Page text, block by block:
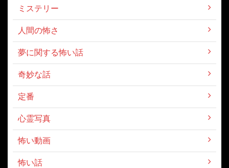
ミステリー
人間の怖さ
夢に関する怖い話
奇妙な話
定番
心霊写真
怖い動画
怖い話